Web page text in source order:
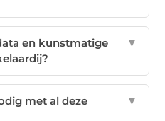
en kunstmatige
▼
met al deze
▼